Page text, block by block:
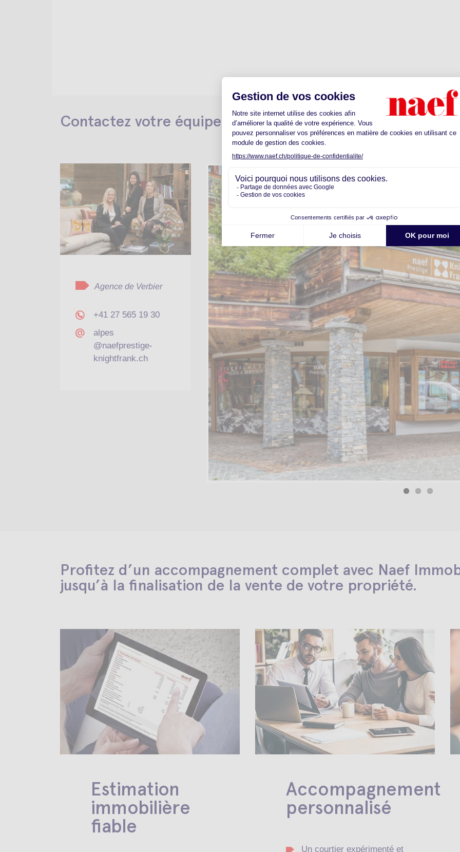
Contactez votre équipe de vente au sein du groupe Naef
Agence de Verbier
+41 27 565 19 30
alpes
@naefprestige-
knightfrank.ch
Profitez d’un accompagnement complet avec Naef
jusqu’à la finalisation de la vente de votre propriété.
Estimation
immobilière
fiable
Accompagnement
personnalisé
Un courtier expérimenté et